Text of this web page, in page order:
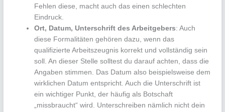
Fehlen diese, macht auch das einen schlechten
Eindruck.
Ort, Datum, Unterschrift des Arbeitgebers: Auch
diese Formalitäten gehören dazu, wenn das
qualifizierte Arbeitszeugnis korrekt und vollständig sein
soll. An dieser Stelle solltest du darauf achten, dass die
Angaben stimmen. Das Datum also beispielsweise dem
wirklichen Datum entspricht. Auch die Unterschrift ist
ein wichtiger Punkt, der häufig als Botschaft
„missbraucht“ wird. Unterschreiben nämlich nicht dein